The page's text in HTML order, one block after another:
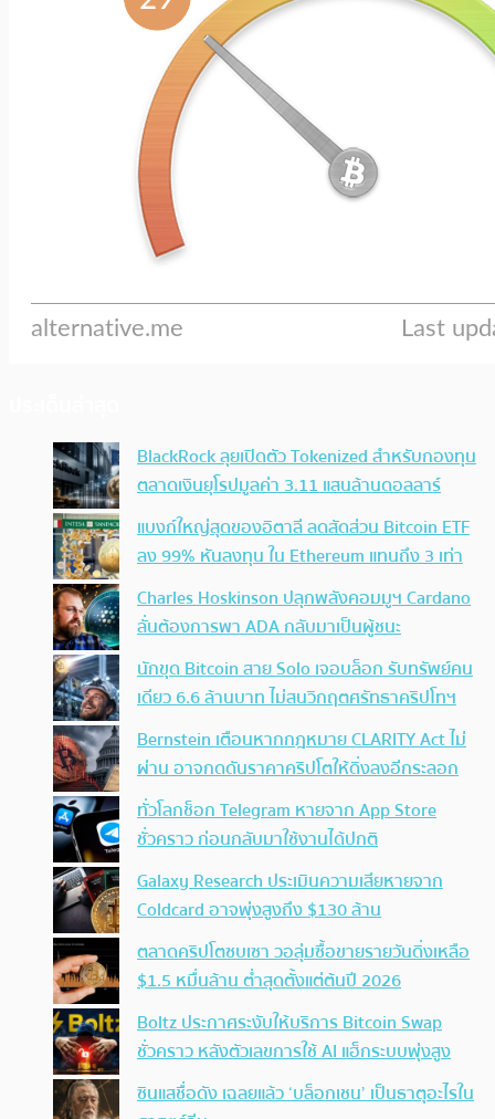
BlackRock ลุยเปิดตัว Tokenized สำหรับกองทุน
ตลาดเงินยุโรปมูลค่า 3.11 แสนล้านดอลลาร์
แบงก์ใหญ่สุดของอิตาลี ลดสัดส่วน Bitcoin ETF
ลง 99% หันลงทุน ใน Ethereum แทนถึง 3 เท่า
Charles Hoskinson ปลุกพลังคอมมูฯ Cardano
ลั่นต้องการพา ADA กลับมาเป็นผู้ชนะ
นักขุด Bitcoin สาย Solo เจอบล็อก รับทรัพย์คน
เดียว 6.6 ล้านบาท ไม่สนวิกฤตศรัทธาคริปโทฯ
Bernstein เตือนหากกฎหมาย CLARITY Act ไม่
ผ่าน อาจกดดันราคาคริปโตให้ดิ่งลงอีกระลอก
ทั่วโลกช็อก Telegram หายจาก App Store
ชั่วคราว ก่อนกลับมาใช้งานได้ปกติ
Galaxy Research ประเมินความเสียหายจาก
Coldcard อาจพุ่งสูงถึง $130 ล้าน
ตลาดคริปโตซบเซา วอลุ่มซื้อขายรายวันดิ่งเหลือ
$1.5 หมื่นล้าน ต่ำสุดตั้งแต่ต้นปี 2026
Boltz ประกาศระงับให้บริการ Bitcoin Swap
ชั่วคราว หลังตัวเลขการใช้ AI แฮ็กระบบพุ่งสูง
ซินแสชื่อดัง เฉลยแล้ว ‘บล็อกเชน’ เป็นธาตุอะไรใน